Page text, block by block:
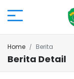
Home Berita
Berita Detail